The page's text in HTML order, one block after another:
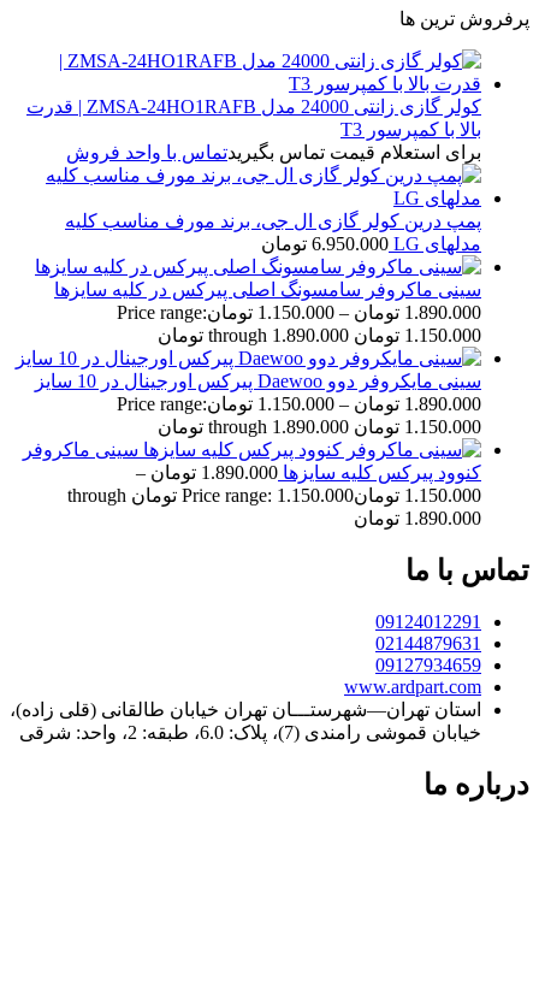
پرفروش ترین ها
کولر گازی زانتی 24000 مدل ZMSA-24HO1RAFB | قدرت
بالا با کمپرسور T3
برای استعلام قیمت تماس بگیریدتماس با واحد فروش
پمپ درین کولر گازی ال جی، برند مورف مناسب کلیه
مدلهای LG
6.950.000 تومان
سینی ماکروفر سامسونگ اصلی پیرکس در کلیه سایزها
1.890.000 تومان –
1.150.000 تومانPrice range:
1.150.000 تومان through 1.890.000 تومان
سینی مایکروفر دوو Daewoo پیرکس اورجینال در 10 سایز
1.890.000 تومان –
1.150.000 تومانPrice range:
1.150.000 تومان through 1.890.000 تومان
سینی ماکروفر
کنوود پیرکس کلیه سایزها 1.890.000 تومان –
1.150.000 تومان
Price range: 1.150.000 تومان through
1.890.000 تومان
تماس با ما
09124012291
02144879631
09127934659
www.ardpart.com
استان تهران—شهرستـــان تهران خیابان طالقانی (قلی زاده)،
خیابان قموشی رامندی (7)، پلاک: 6.0، طبقه: 2، واحد: شرقی
درباره ما